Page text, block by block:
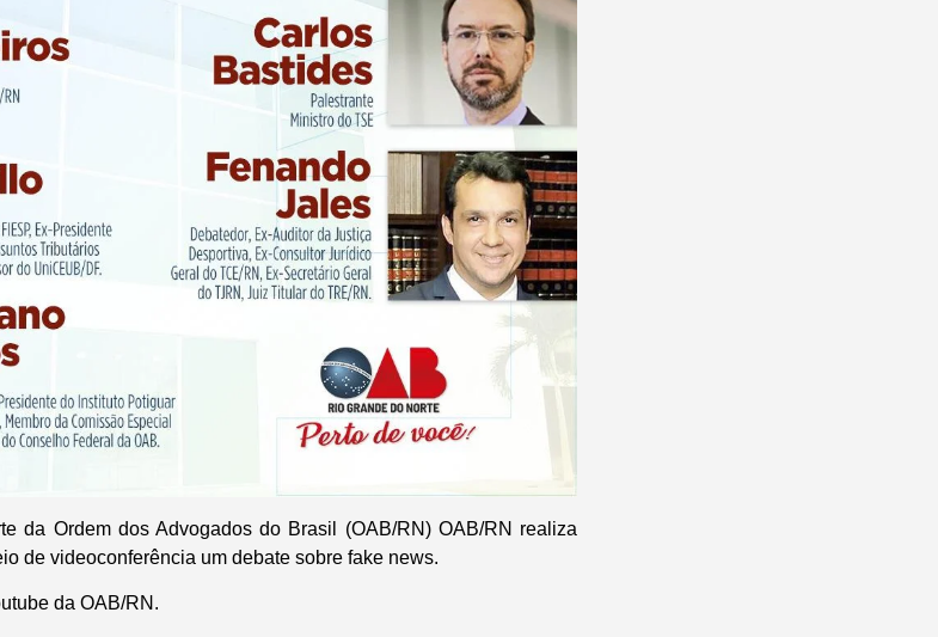
da Ordem dos Advogados do Brasil (OAB/RN) OAB/RN realiza
de videoconferência um debate sobre fake news.
da OAB/RN.